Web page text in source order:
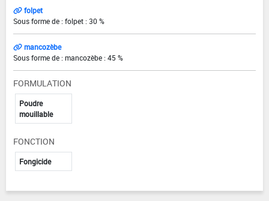
folpet
Sous forme de : folpet : 30 %
mancozèbe
Sous forme de : mancozèbe : 45 %
FORMULATION
Poudre
mouillable
FONCTION
Fongicide